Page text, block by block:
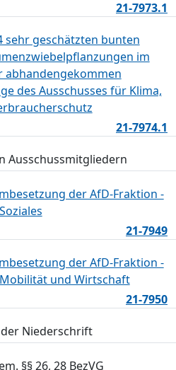
21-7973.1
sehr geschätzten bunten
im
abhandengekommen
des Ausschusses für Klima,
21-7974.1
Ausschussmitgliedern
der AfD-Fraktion -
21-7949
der AfD-Fraktion -
und Wirtschaft
21-7950
Niederschrift
§§ 26, 28 BezVG